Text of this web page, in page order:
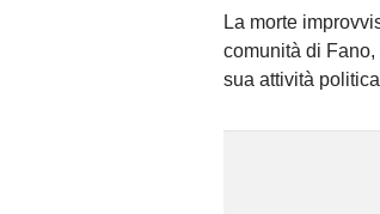
La morte
comunità di
sua attività